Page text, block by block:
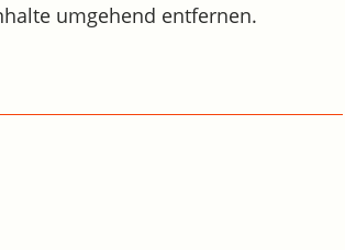
umgehend entfernen.